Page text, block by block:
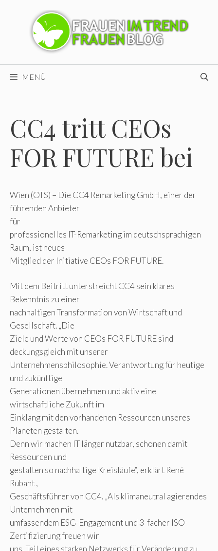
MENÜ
CC4 tritt CEOs
FOR FUTURE bei
Wien (OTS) – Die CC4 Remarketing GmbH, einer der
führenden Anbieter
für
professionelles IT-Remarketing im deutschsprachigen
Raum, ist neues
Mitglied der Initiative CEOs FOR FUTURE.
Mit dem Beitritt unterstreicht CC4 sein klares
Bekenntnis zu einer
nachhaltigen Transformation von Wirtschaft und
Gesellschaft. „Die
Ziele und Werte von CEOs FOR FUTURE sind
deckungsgleich mit unserer
Unternehmensphilosophie. Verantwortung für heutige
und zukünftige
Generationen übernehmen und aktiv eine
wirtschaftliche Zukunft im
Einklang mit den vorhandenen Ressourcen unseres
Planeten gestalten.
Denn wir machen IT länger nutzbar, schonen damit
Ressourcen und
gestalten so nachhaltige Kreisläufe“, erklärt René
Rubant ,
Geschäftsführer von CC4. „Als klimaneutral agierendes
Unternehmen mit
umfassendem ESG-Engagement und 3-facher ISO-
Zertifizierung freuen wir